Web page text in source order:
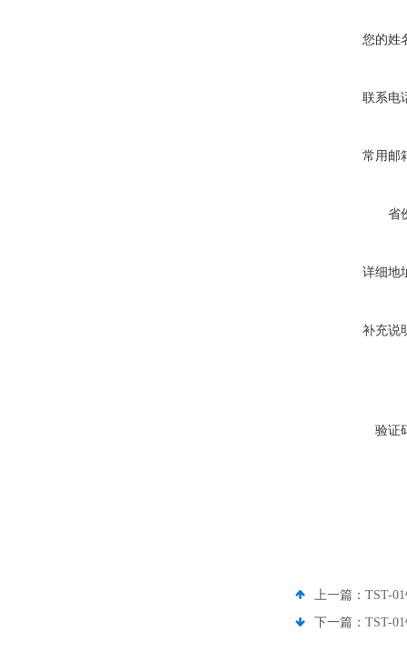
您的姓
联系电
常用邮
省
详细地
补充说
验证
上一篇： TST-
下一篇： TST-